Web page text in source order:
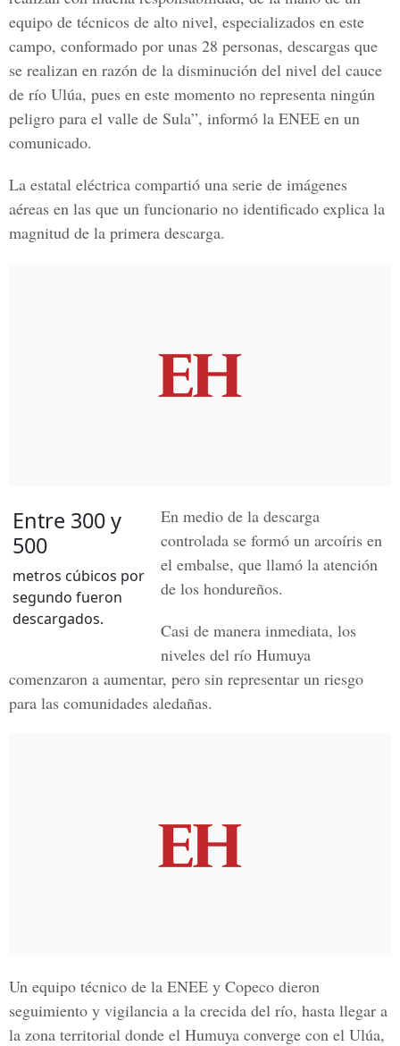
equipo de técnicos de alto nivel, especializados en este
campo, conformado por unas 28 personas, descargas que
se realizan en razón de la disminución del nivel del cauce
de río Ulúa, pues en este momento no representa ningún
peligro para el valle de Sula”, informó la ENEE en un
comunicado.
La estatal eléctrica compartió una serie de imágenes
aéreas en las que un funcionario no identificado explica la
magnitud de la primera descarga.
Entre 300 y
500
metros cúbicos por
segundo fueron
descargados.
En medio de la descarga
controlada se formó un arcoíris en
el embalse, que llamó la atención
de los hondureños.
Casi de manera inmediata, los
niveles del río Humuya
comenzaron a aumentar, pero sin representar un riesgo
para las comunidades aledañas.
Un equipo técnico de la ENEE y Copeco dieron
seguimiento y vigilancia a la crecida del río, hasta llegar a
la zona territorial donde el Humuya converge con el Ulúa,